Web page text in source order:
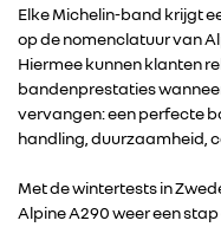
RENAULT GROUP
RENAULT
Elke Michelin-band krijgt
op de nomenclatuur van
Hiermee kunnen klanten
bandenprestaties
vervangen: een perfecte
handling, duurzaamheid,
Met de wintertests in
Alpine A290 weer een